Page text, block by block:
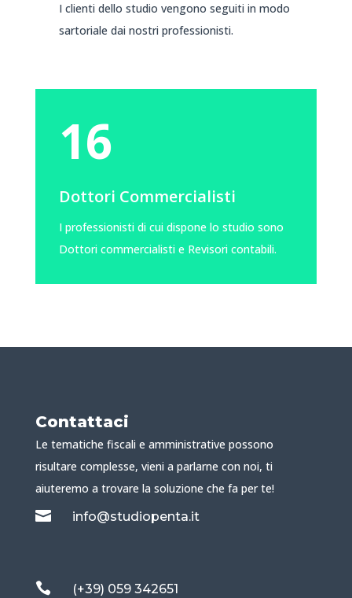
I clienti dello studio vengono seguiti in modo
sartoriale dai nostri professionisti.
16
Dottori Commercialisti
I professionisti di cui dispone lo studio sono
Dottori commercialisti e Revisori contabili.
Contattaci
Le tematiche fiscali e amministrative possono
risultare complesse, vieni a parlarne con noi, ti
aiuteremo a trovare la soluzione che fa per te!
 info@studiopenta.it
 (+39) 059 342651